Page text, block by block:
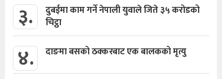
३.
दुबईमा काम गर्ने नेपाली युवाले जिते ३५ करोडको
चिट्ठा
४. दाङमा बसको ठक्करबाट एक बालकको मृत्यु